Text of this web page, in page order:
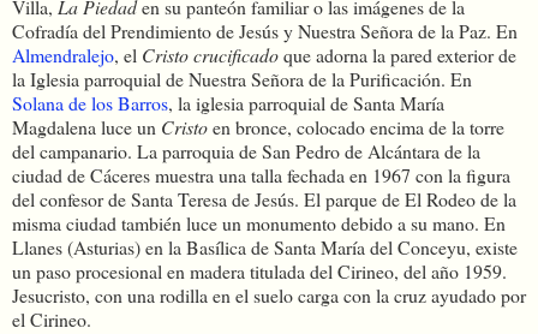
Villa, La Piedaden su panteón familiar o las imágenes de la
Cofradía del Prendimiento de Jesús y Nuestra Señora de la Paz. En
Almendralejo, el Cristo crucificadoque adorna la pared exterior de
la Iglesia parroquial de Nuestra Señora de la Purificación. En
Solana de los Barros, la iglesia parroquial de Santa María
Magdalena luce un Cristoen bronce, colocado encima de la torre
del campanario. La parroquia de San Pedro de Alcántara de la
ciudad de Cáceres muestra una talla fechada en 1967 con la figura
del confesor de Santa Teresa de Jesús. El parque de El Rodeo de la
misma ciudad también luce un monumento debido a su mano. En
Llanes (Asturias) en la Basílica de Santa María del Conceyu, existe
un paso procesional en madera titulada del Cirineo, del año 1959.
Jesucristo, con una rodilla en el suelo carga con la cruz ayudado por
el Cirineo.